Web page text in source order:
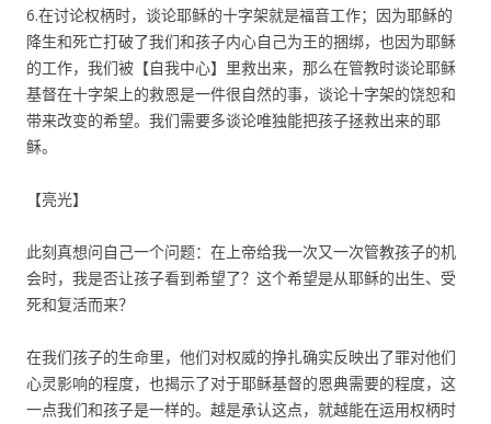
6.在讨论权柄时，谈论耶稣的十字架就是福音工作；因为耶稣的
降生和死亡打破了我们和孩子内心自己为王的捆绑，也因为耶稣
的工作，我们被【自我中心】里救出来，那么在管教时谈论耶稣
基督在十字架上的救恩是一件很自然的事，谈论十字架的饶恕和
带来改变的希望。我们需要多谈论唯独能把孩子拯救出来的耶
稣。
【亮光】
此刻真想问自己一个问题：在上帝给我一次又一次管教孩子的机
会时，我是否让孩子看到希望了？这个希望是从耶稣的出生、受
死和复活而来？
在我们孩子的生命里，他们对权威的挣扎确实反映出了罪对他们
心灵影响的程度，也揭示了对于耶稣基督的恩典需要的程度，这
一点我们和孩子是一样的。越是承认这点，就越能在运用权柄时